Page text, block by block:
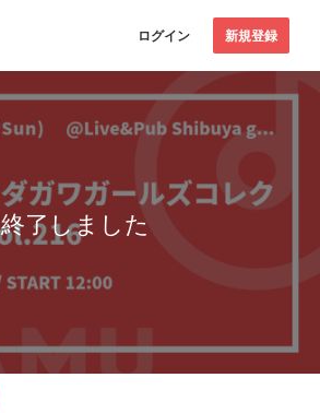
ログイン 新規登録
終了しました